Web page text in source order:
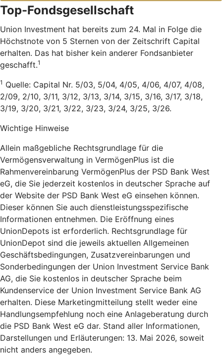
Top-Fondsgesellschaft
Union Investment hat bereits zum 24. Mal in Folge die
Höchstnote von 5 Sternen von der Zeitschrift Capital
erhalten. Das hat bisher kein anderer Fondsanbieter
geschafft.1
1 Quelle: Capital Nr. 5/03, 5/04, 4/05, 4/06, 4/07, 4/08,
2/09, 2/10, 3/11, 3/12, 3/13, 3/14, 3/15, 3/16, 3/17, 3/18,
3/19, 3/20, 3/21, 3/22, 3/23, 3/24, 3/25, 3/26.
Wichtige Hinweise
Allein maßgebliche Rechtsgrundlage für die
Vermögensverwaltung in VermögenPlus ist die
Rahmenvereinbarung VermögenPlus der PSD Bank West
eG, die Sie jederzeit kostenlos in deutscher Sprache auf
der Website der PSD Bank West eG einsehen können.
Dieser können Sie auch dienstleistungsspezifische
Informationen entnehmen. Die Eröffnung eines
UnionDepots ist erforderlich. Rechtsgrundlage für
UnionDepot sind die jeweils aktuellen Allgemeinen
Geschäftsbedingungen, Zusatzvereinbarungen und
Sonderbedingungen der Union Investment Service Bank
AG, die Sie kostenlos in deutscher Sprache beim
Kundenservice der Union Investment Service Bank AG
erhalten. Diese Marketingmitteilung stellt weder eine
Handlungsempfehlung noch eine Anlageberatung durch
die PSD Bank West eG dar. Stand aller Informationen,
Darstellungen und Erläuterungen: 13. Mai 2026, soweit
nicht anders angegeben.